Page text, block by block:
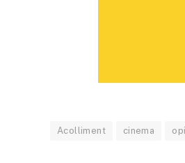
Acolliment cinema